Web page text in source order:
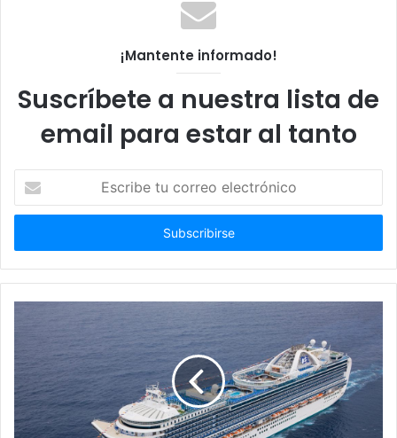
¡Mantente informado!
Suscríbete a nuestra lista de
email para estar al tanto
correo